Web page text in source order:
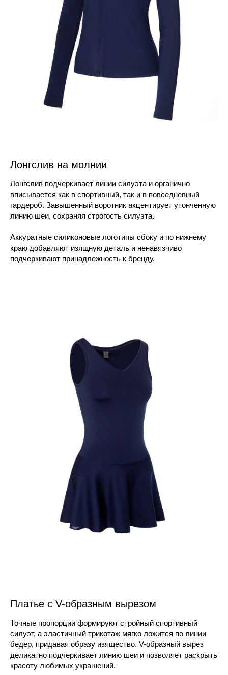
Лонгслив на молнии
Лонгслив подчеркивает линии силуэта и органично
вписывается как в спортивный, так и в повседневный
гардероб. Завышенный воротник акцентирует утонченную
линию шеи, сохраняя строгость силуэта.
Аккуратные силиконовые логотипы сбоку и по нижнему
краю добавляют изящную деталь и ненавязчиво
подчеркивают принадлежность к бренду.
Платье с V-образным вырезом
Точные пропорции формируют стройный спортивный
силуэт, а эластичный трикотаж мягко ложится по линии
бедер, придавая образу изящество. V-образный вырез
деликатно подчеркивает линию шеи и позволяет раскрыть
красоту любимых украшений.